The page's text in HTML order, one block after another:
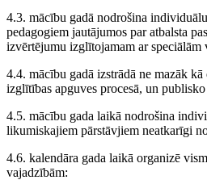
4.3. mācību gadā nodrošina
pedagogiem jautājumos par atbalsta
izvērtējumu izglītojamam ar speciālām
4.4. mācību gadā izstrādā ne mazāk
izglītības apguves procesā, un
4.5. mācību gada laikā nodrošina
likumiskajiem pārstāvjiem neatkarīgi
4.6. kalendāra gada laikā organizē
vajadzībām: